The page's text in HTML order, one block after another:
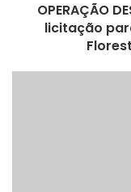
OPERAÇÃO
licitação